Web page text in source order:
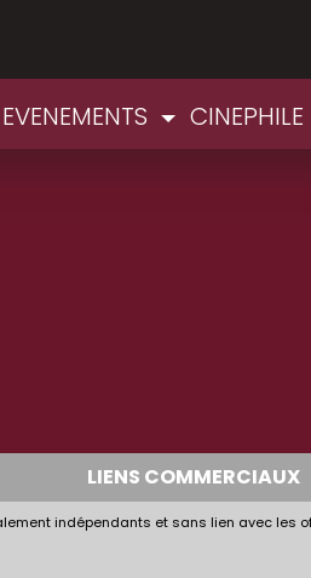
EVENEMENTS CINEPHILE
LIENS COMMERCIAUX
indépendants et sans lien avec les